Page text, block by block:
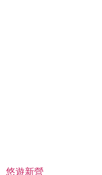
悠遊新營